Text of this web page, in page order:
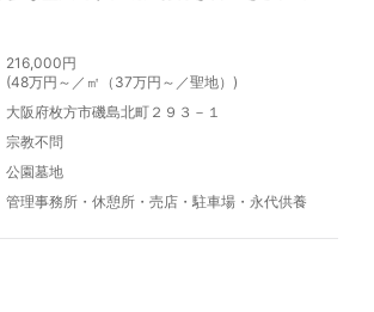
216,000円
(48万円～／㎡（37万円～／聖地）)
大阪府枚方市磯島北町２９３－１
宗教不問
公園墓地
管理事務所 ・ 休憩所 ・ 売店 ・ 駐車場 ・ 永代供養